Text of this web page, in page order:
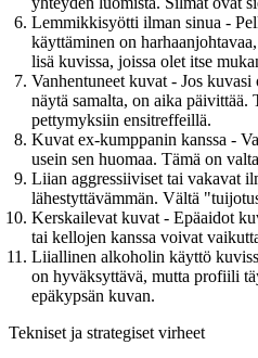
Lemmikkisyötti ilman sinua -
käyttäminen on
lisä kuvissa, joissa olet itse
Vanhentuneet kuvat- Jos kuvasi
näytä samalta, on aika päivittää.
pettymyksiin ensitreffeillä.
Kuvat ex-kumppanin kanssa -
usein sen huomaa. Tämä on
Liian aggressiiviset tai vakavat
lähestyttävämmän. Vältä
Kerskailevat kuvat- Epäaidot
tai kellojen kanssa voivat
Liiallinen alkoholin käyttö
on hyväksyttävä, mutta profiili
epäkypsän kuvan.
Tekniset ja strategiset virheet